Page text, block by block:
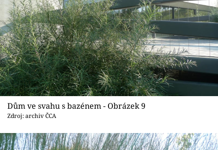
Dům ve svahu s bazénem - Obrázek 9
Zdroj: archiv ČCA